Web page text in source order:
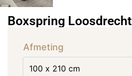
Boxspring Loosdrecht
Afmeting